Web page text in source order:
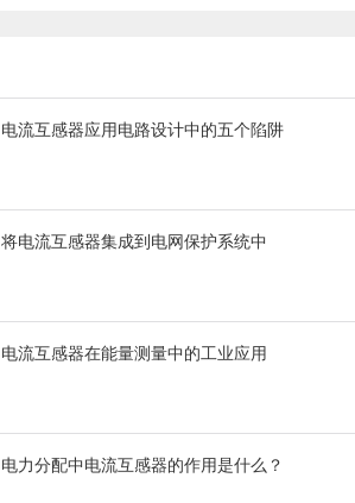
电流互感器应用电路设计中的五个陷阱
将电流互感器集成到电网保护系统中
电流互感器在能量测量中的工业应用
电力分配中电流互感器的作用是什么？